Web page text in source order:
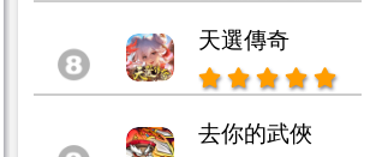
天選傳奇
去你的武俠